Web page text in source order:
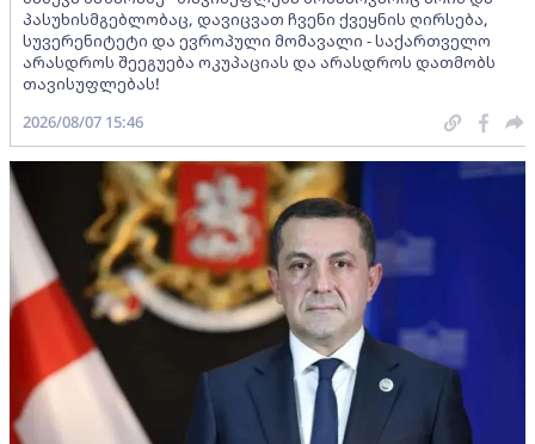
პასუხისმგებლობაც, დავიცვათ ჩვენი ქვეყნის ღირსება,
სუვერენიტეტი და ევროპული მომავალი - საქართველო
არასდროს შეეგუება ოკუპაციას და არასდროს დათმობს
თავისუფლებას!
2026/08/07 15:46